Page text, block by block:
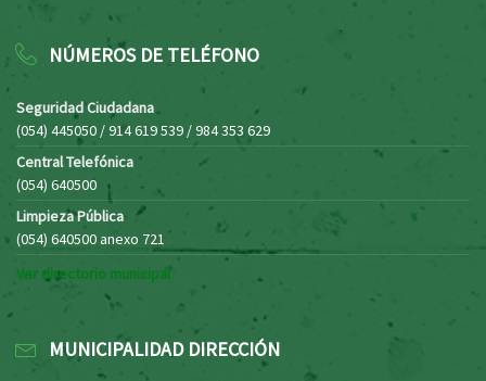
NÚMEROS DE TELÉFONO
Seguridad Ciudadana
(054) 445050 / 914 619 539 / 984 353 629
Central Telefónica
(054) 640500
Limpieza Pública
(054) 640500 anexo 721
Ver directorio municipal
MUNICIPALIDAD DIRECCIÓN